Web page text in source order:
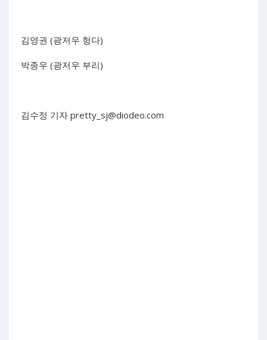
김영권 (광저우 헝다)
박종우 (광저우 부리)
김수정 기자 pretty_sj@diodeo.com